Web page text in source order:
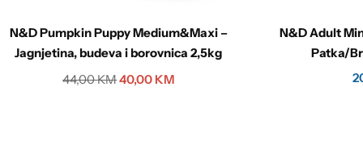
N&D Pumpkin Puppy Medium&Maxi –
Jagnjetina, budeva i borovnica 2,5kg
44,00KM40,00 KM
N&D Adult
Patka/